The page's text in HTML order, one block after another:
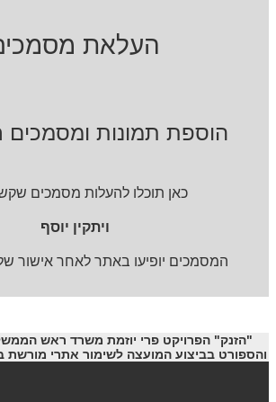
העלאת
הוספת תמונות ומסמכים
כאן תוכלו להעלות מסמכים
ויתקין יוסף
המסמכים יופיעו באתר לאחר אישור
"הזנק" הפרויקט פרי יוזמת משרד ראש
והספורט בביצוע המועצה לשימור אתרי מורשת